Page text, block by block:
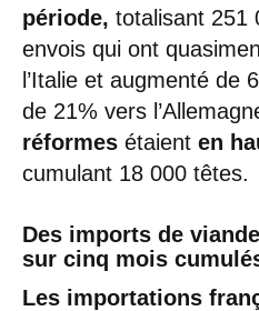
période, totalisant 251
envois qui ont
l’Italie et augmenté de
de 21% vers
réformes étaient en
cumulant 18 000 têtes.
Des imports de
sur cinq mois
Les importations